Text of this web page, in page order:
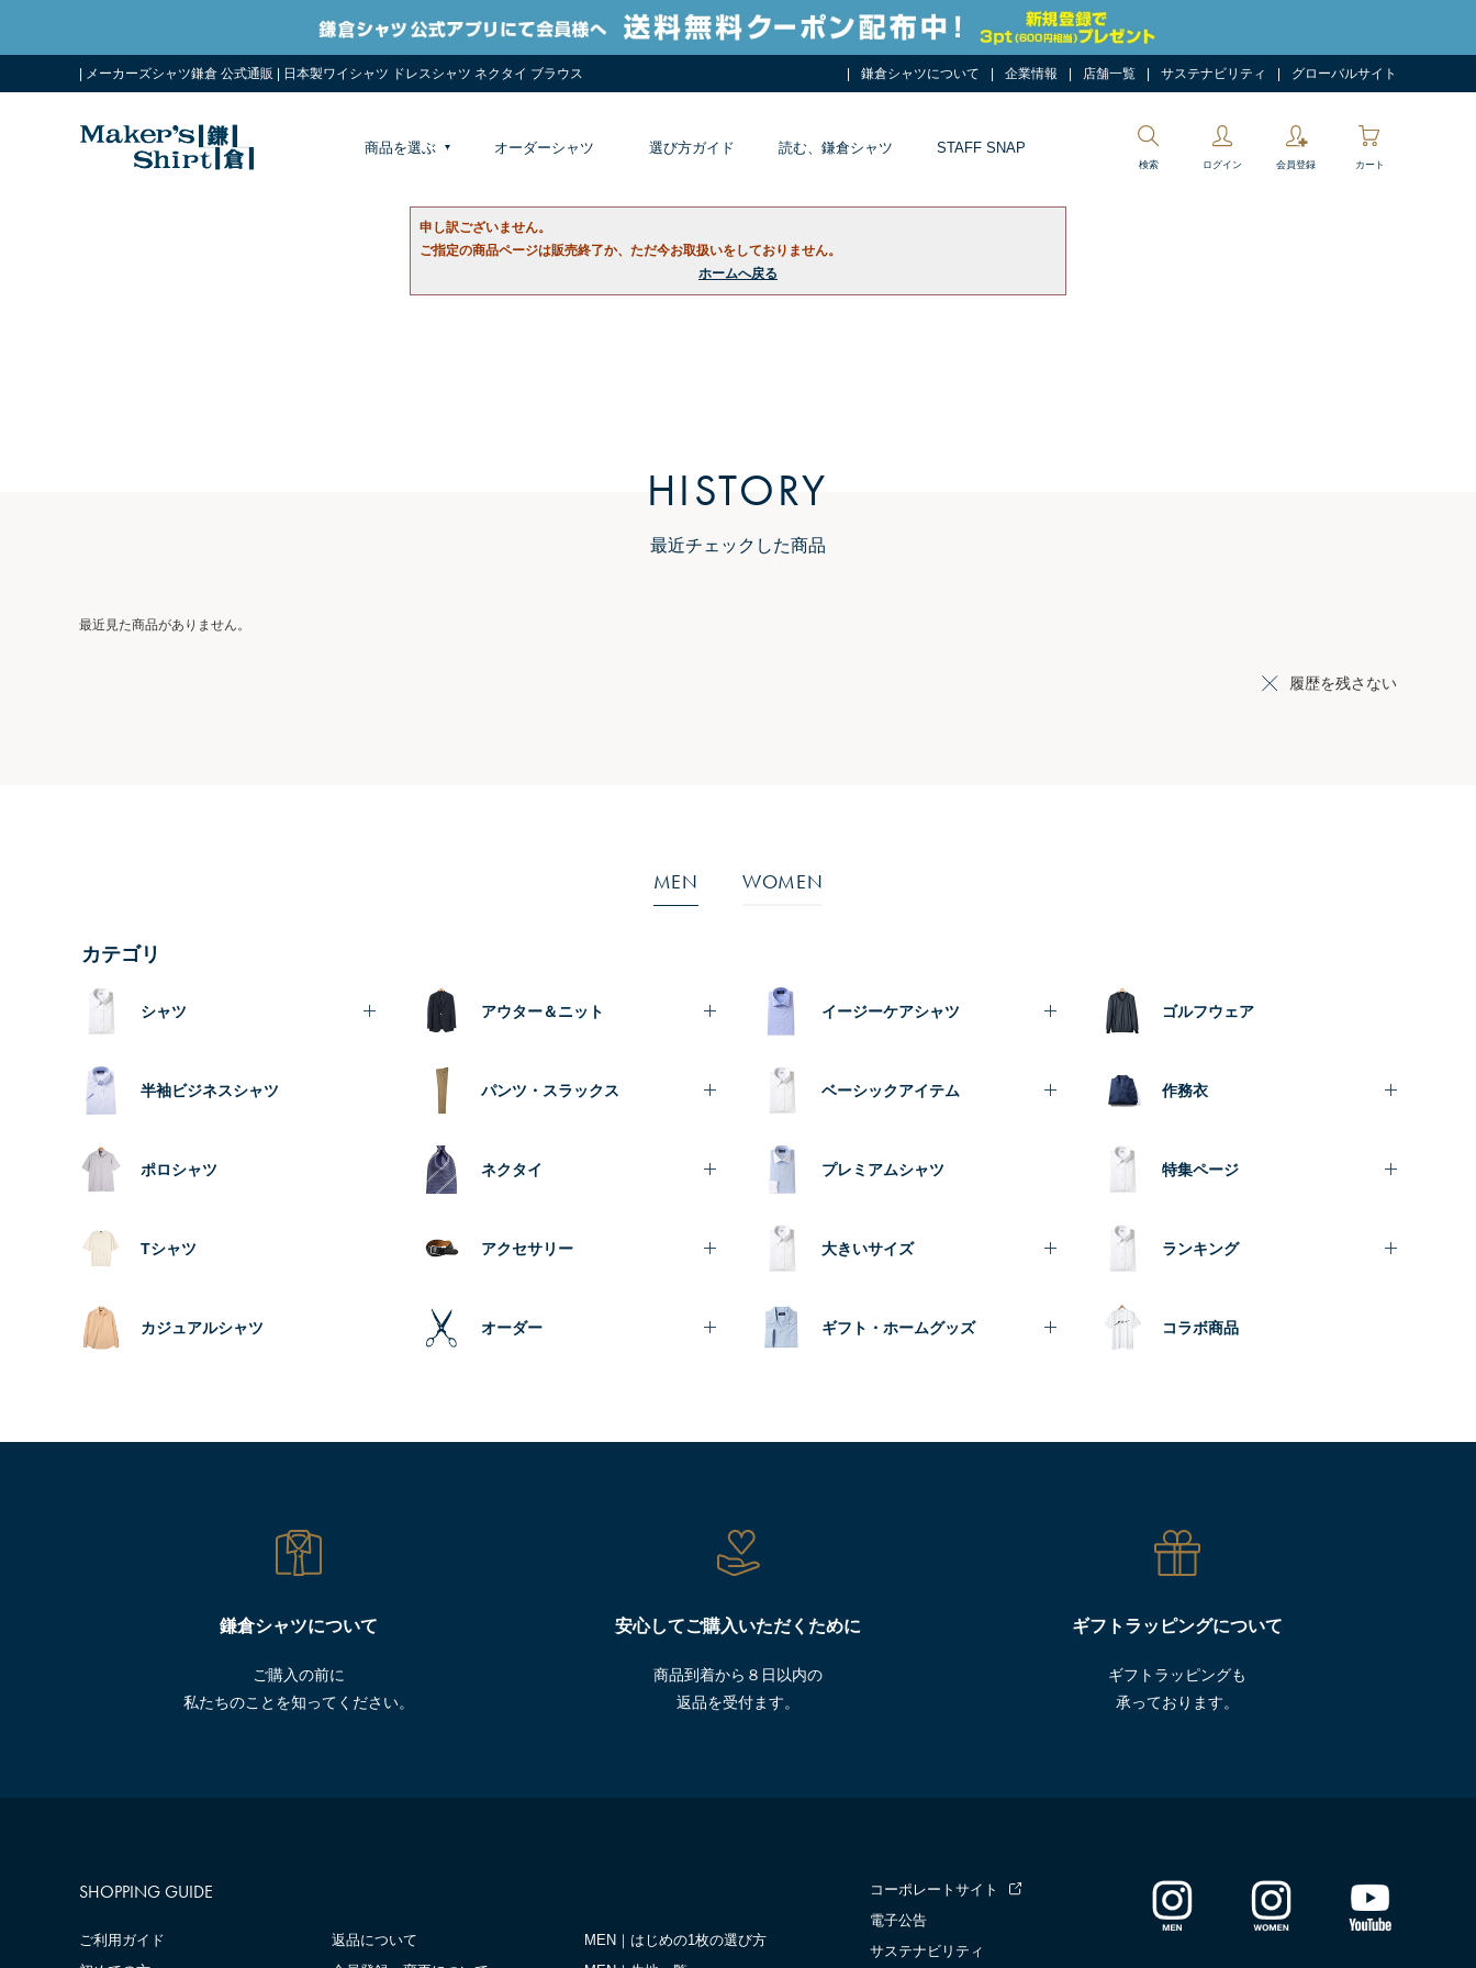
| メーカーズシャツ鎌倉 公式通販 | 日本製ワイシャツ ドレスシャツ ネクタイ ブラウス 鎌倉シャツについて 企業情報 店舗一覧 サステナビリティ グローバルサイト
商品を選ぶ オーダーシャツ 選び方ガイド 読む、鎌倉シャツ STAFF SNAP
検索 ログイン 会員登録 カート
申し訳ございません。
ご指定の商品ページは販売終了か、ただ今お取扱いをしておりません。
ホームへ戻る
HISTORY
最近チェックした商品
最近見た商品がありません。
履歴を残さない
MEN WOMEN
カテゴリ
シャツ
半袖ビジネスシャツ
ポロシャツ
Tシャツ
カジュアルシャツ
アウター＆ニット
パンツ・スラックス
ネクタイ
アクセサリー
オーダー
イージーケアシャツ
ベーシックアイテム
プレミアムシャツ
大きいサイズ
ギフト・ホームグッズ
ゴルフウェア
作務衣
特集ページ
ランキング
コラボ商品
鎌倉シャツについて
ご購入の前に
私たちのことを知ってください。
安心してご購入いただくために
商品到着から８日以内の
返品を受付ます。
ギフトラッピングについて
ギフトラッピングも
承っております。
SHOPPING GUIDE
ご利用ガイド
返品について
MEN｜はじめの1枚の選び方
コーポレートサイト
電子公告
サステナビリティ